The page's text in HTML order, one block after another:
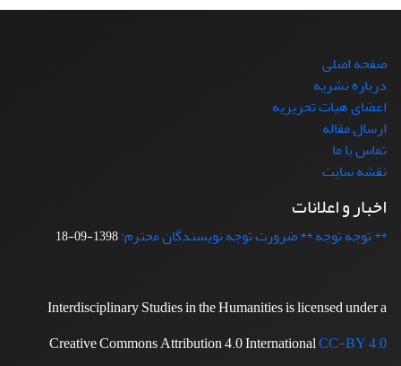
صفحه اصلی
درباره نشریه
اعضای هیات تحریریه
ارسال مقاله
تماس با ما
نقشه سایت
اخبار و اعلانات
** توجه توجه ** ضرورت توجه نویسندگان محترم:1398-09-18
Interdisciplinary Studies in the Humanities is licensed under a
Creative Commons Attribution 4.0 InternationalCC-BY 4.0